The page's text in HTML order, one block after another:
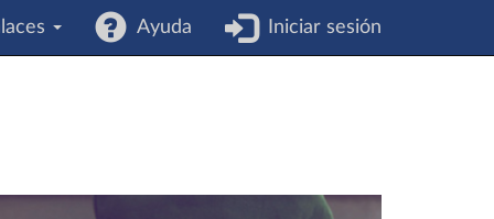
Ayuda Iniciar sesión